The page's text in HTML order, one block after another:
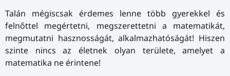
Talán mégiscsak érdemes lenne több gyerekkel és
felnőttel megértetni, megszerettetni a matematikát,
megmutatni hasznosságát, alkalmazhatóságát! Hiszen
szinte nincs az életnek olyan területe, amelyet a
matematika ne érintene!